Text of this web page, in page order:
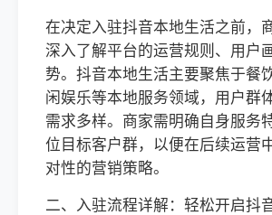
在决定入驻抖音本地生活之前，
深入了解平台的运营规则、用户
势。抖音本地生活主要聚焦于餐
闲娱乐等本地服务领域，用户群
需求多样。商家需明确自身服务
位目标客户群，以便在后续运营
对性的营销策略。
二、入驻流程详解：轻松开启抖